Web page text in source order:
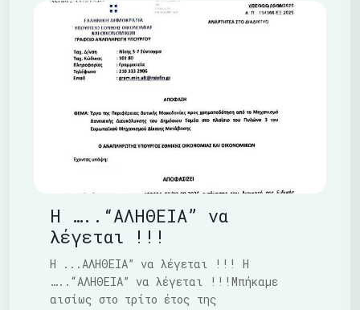
Η …..“ΑΛΗΘΕΙΑ” να
λέγεται !!!
Η ...ΑΛΗΘΕΙΑ” να λέγεται !!! Η
…..“ΑΛΗΘΕΙΑ” να λέγεται !!!Μπήκαμε
αισίως στο τρίτο έτος της